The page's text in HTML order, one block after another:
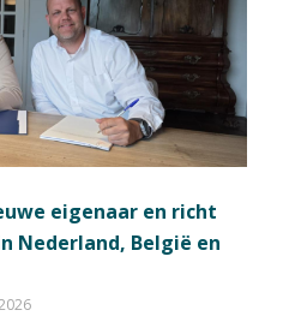
eigenaar en richt
Nederland, België en